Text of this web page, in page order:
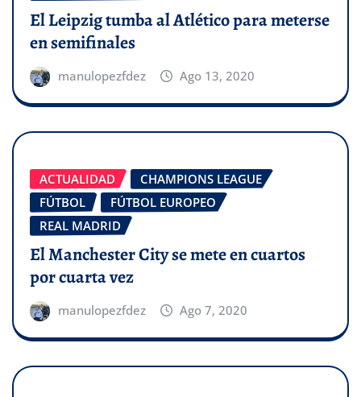
El Leipzig tumba al Atlético para meterse
en semifinales
manulopezfdez Ago 13, 2020
ACTUALIDAD
CHAMPIONS LEAGUE
FÚTBOL
FÚTBOL EUROPEO
REAL MADRID
El Manchester City se mete en cuartos
por cuarta vez
manulopezfdez Ago 7, 2020